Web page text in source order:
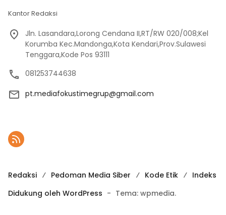
Kantor Redaksi
Jln. Lasandara,Lorong Cendana II,RT/RW 020/008;Kel
Korumba Kec.Mandonga,Kota Kendari,Prov.Sulawesi
Tenggara,Kode Pos 93111
081253744638
pt.mediafokustimegrup@gmail.com
Redaksi Pedoman Media Siber Kode Etik
Indeks
Didukung oleh WordPress - Tema: wpmedia.